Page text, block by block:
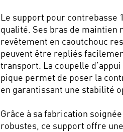
Le support pour contrebasse
qualité. Ses bras de maintien
revêtement en caoutchouc
peuvent être repliés
transport. La coupelle
pique permet de poser la
en garantissant une stabilité
Grâce à sa fabrication
robustes, ce support offre